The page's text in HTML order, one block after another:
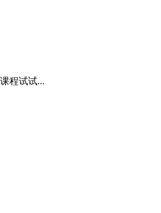
程试试...